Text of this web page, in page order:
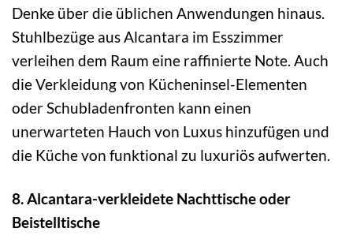
Denke über die üblichen Anwendungen hinaus.
Stuhlbezüge aus Alcantara im Esszimmer
verleihen dem Raum eine raffinierte Note. Auch
die Verkleidung von Kücheninsel-Elementen
oder Schubladenfronten kann einen
unerwarteten Hauch von Luxus hinzufügen und
die Küche von funktional zu luxuriös aufwerten.
8. Alcantara-verkleidete Nachttische oder
Beistelltische